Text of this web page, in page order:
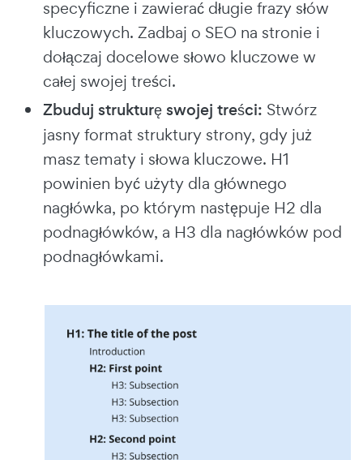
specyficzne i zawierać długie frazy słów
kluczowych. Zadbaj o SEO na stronie i
dołączaj docelowe słowo kluczowe w
całej swojej treści.
Zbuduj strukturę swojej treści: Stwórz
jasny format struktury strony, gdy już
masz tematy i słowa kluczowe. H1
powinien być użyty dla głównego
nagłówka, po którym następuje H2 dla
podnagłówków, a H3 dla nagłówków pod
podnagłówkami.